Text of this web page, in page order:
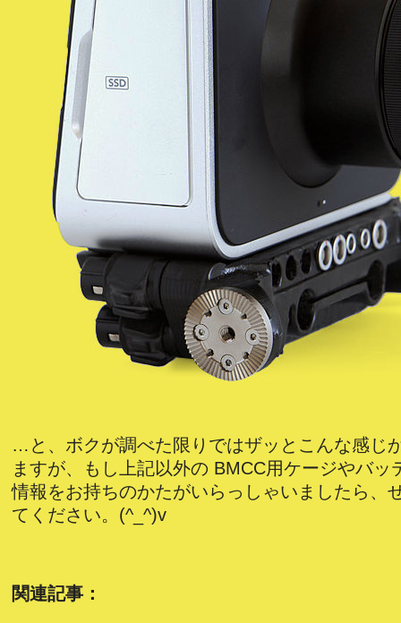
…と、ボクが調べた限りではザッとこんな感じ
ますが、もし上記以外の BMCC用ケージやバッ
情報をお持ちのかたがいらっしゃいましたら、
てください。(^_^)v
関連記事：